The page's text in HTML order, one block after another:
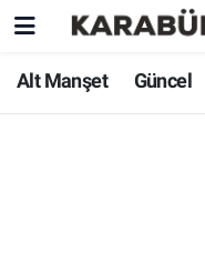
Alt Manşet Güncel